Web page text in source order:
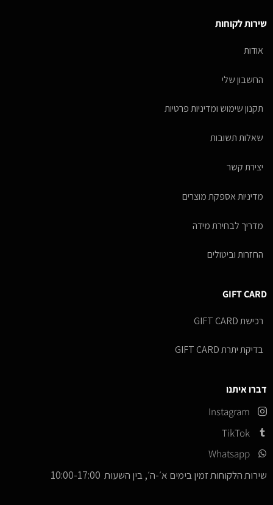
שירות לקוחות
אודות
החשבון שלי
תקנון שימוש ומדיניות פרטיות
שאלות תשובות
יצירת קשר
מדיניות אספקת מוצרים
מדריך לבחירת מידה
החזרות וביטולים
GIFT CARD
רכישת GIFT CARD
בדיקת יתרת GIFT CARD
דברו איתנו
Instagram
TikTok
Whatsapp
שירות הלקוחות זמין בימים א׳-ה׳, בין השעות 10:00-17:00